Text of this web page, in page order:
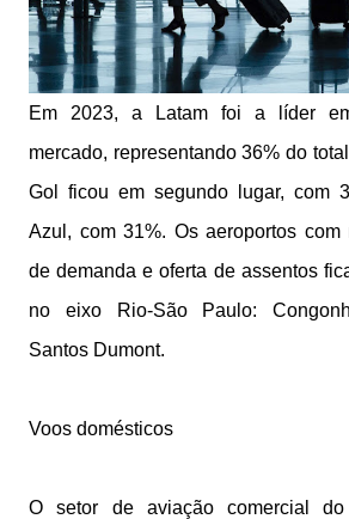
Em 2023, a Latam foi a líder
mercado, representando 36% do
Gol ficou em segundo lugar, com
Azul, com 31%. Os aeroportos com
de demanda e oferta de assentos
no eixo Rio-São Paulo:
Santos Dumont.
Voos domésticos
O setor de aviação comercial